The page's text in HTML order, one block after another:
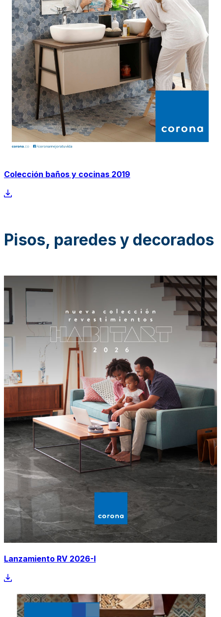
Colección baños y cocinas 2019
Pisos, paredes y decorados
Lanzamiento RV 2026-I